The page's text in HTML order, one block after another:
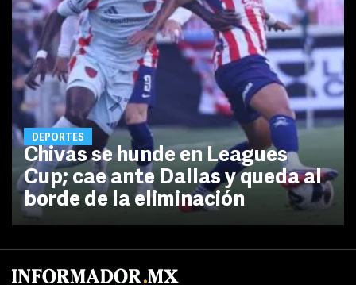
DEPORTES
Chivas se hunde en Leagues
Cup; cae ante Dallas y queda al
borde de la eliminación